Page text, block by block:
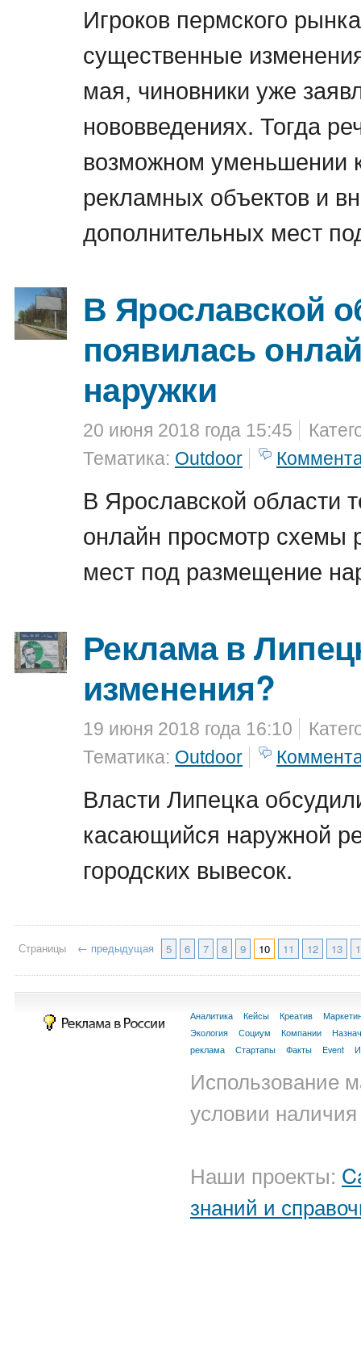
Игроков пермского
существенные
мая, чиновники уже
нововведениях. Тогда
возможном уменьшении
рекламных объектов и
дополнительных мест
В Ярославской
появилась
наружки
20 июня 2018 года 15:45
Тематика: Outdoor
В Ярославской области
онлайн просмотр схемы
мест под размещение
Реклама в
изменения?
19 июня 2018 года 16:10
Тематика: Outdoor
Власти Липецка
касающийся наружной
городских вывесок.
Страницы ← предыдущая 5 6 7 8 9 10 11 12 13
Аналитика Кейсы Креатив
Экология
Социум Компании
реклама
Стартапы Факты Event
Использование
условии
Наши проекты:
знаний и